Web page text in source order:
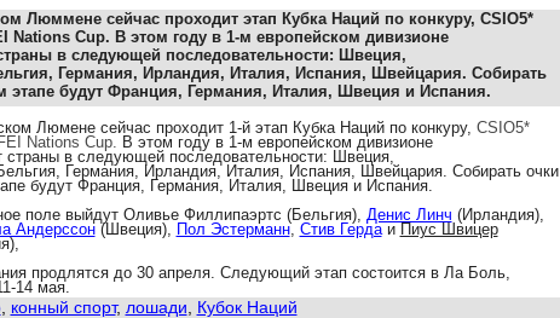
Люммене сейчас проходитэтап Кубка Наций по конкуру, CSIO5*
Nations Cup. В этом году в 1-м европейском дивизионе
в следующей последовательности: Швеция,
Германия, Ирландия, Италия, Испания, Швейцария. Собирать
этапе будут Франция, Германия, Италия, Швеция и Испания.
Люмене сейчас проходит1-й этап Кубка Наций по конкуру, CSIO5*
Nations Cup. В этом году в 1-м европейском дивизионе
страны в следующей последовательности: Швеция,
Германия, Ирландия, Италия, Испания, Швейцария. Собирать очки
будут Франция, Германия, Италия, Швеция и Испания.
поле выйдут Оливье Филлипаэртс (Бельгия), Денис Линч (Ирландия),
Андерссон(Швеция), Пол Эстерманн, Стив Гердаи Пиус Швицер
продлятся до 30 апреля. Следующий этап состоится в Ла Боль,
14 мая.
, конный спорт, лошади Кубок Наций